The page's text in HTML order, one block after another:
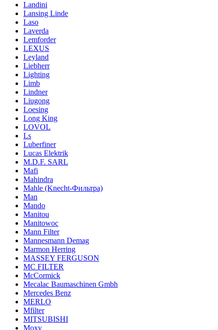
Landini
Lansing Linde
Laso
Laverda
Lemforder
LEXUS
Leyland
Liebherr
Lighting
Limb
Lindner
Liugong
Loesing
Long King
LOVOL
Ls
Luberfiner
Lucas Elektrik
M.D.F. SARL
Mafi
Mahindra
Mahle (Knecht-Фильтра)
Man
Mando
Manitou
Manitowoc
Mann Filter
Mannesmann Demag
Marmon Herring
MASSEY FERGUSON
MC FILTER
McCormick
Mecalac Baumaschinen Gmbh
Mercedes Benz
MERLO
Mfilter
MITSUBISHI
Moxy